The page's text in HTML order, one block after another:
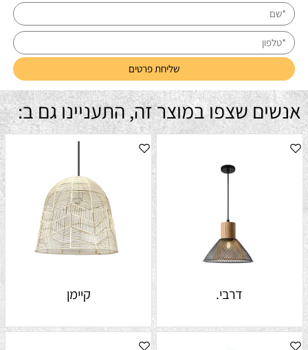
אנשים שצפו במוצר זה, התעניינו גם ב:
דרבי. קיימן